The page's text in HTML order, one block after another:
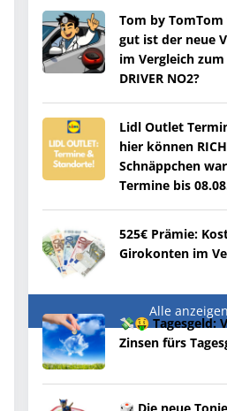
Tom by
gut ist der neue
im Vergleich
DRIVER NO2?
Lidl Outlet
hier können
Schnäppchen
Termine bis
525€ Prämie:
Girokonten im
Alle anzeigen
💸🤑 Tagesgeld:
Zinsen fürs
🎲 Die neue